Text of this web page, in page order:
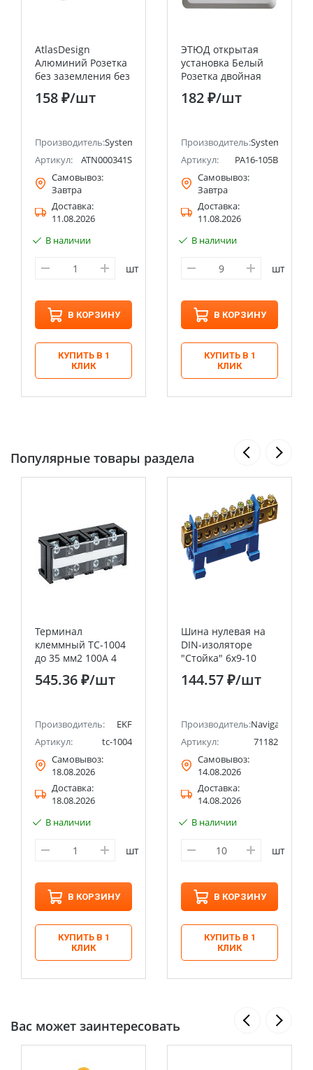
(ранее Schneider Electric)
AtlasDesign
Алюминий Розетка
без заземления без
шторок, 16А, мех.,
быстрозажим.
158 ₽/шт
Производитель:Systeme Electric (ранее Schneider Electric)
Артикул:
ATN000341S
Самовывоз:
Завтра
Доставка:
11.08.2026
В наличии
шт
В КОРЗИНУ
КУПИТЬ В 1
КЛИК
ЭТЮД открытая
установка Белый
Розетка двойная
угловая без
заземления 16А
Electric)
182 ₽/шт
Производитель:Systeme
Артикул:
PA16-105B
Самовывоз:
Завтра
Доставка:
11.08.2026
В наличии
шт
В КОРЗИНУ
КУПИТЬ В 1
КЛИК
Популярные товары раздела
Терминал
клеммный TC-1004
до 35 мм2 100A 4
клеммные пары
EKF PROxima
545.36 ₽/шт
Производитель:
EKF
Артикул:
tc-1004
Самовывоз:
18.08.2026
Доставка:
18.08.2026
В наличии
шт
В КОРЗИНУ
КУПИТЬ В 1
КЛИК
Шина нулевая на
DIN-изоляторе
"Стойка" 6х9-10
144.57 ₽/шт
Производитель:Navigator
Артикул:
71182
Самовывоз:
14.08.2026
Доставка:
14.08.2026
В наличии
шт
В КОРЗИНУ
КУПИТЬ В 1
КЛИК
Вас может заинтересовать